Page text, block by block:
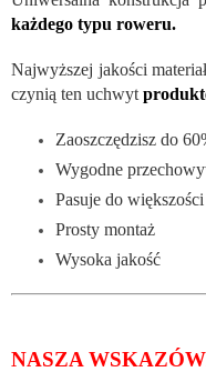
każdego typu roweru.
Najwyższej jakości
czynią ten uchwyt
Zaoszczędzisz do
Wygodne
Pasuje do
Prosty montaż
Wysoka jakość
NASZA